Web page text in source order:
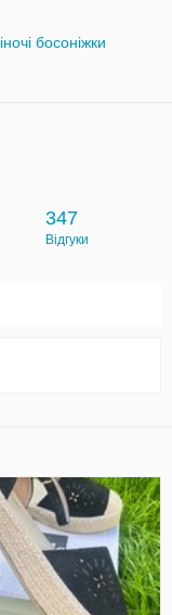
босоніжки
347
Відгуки